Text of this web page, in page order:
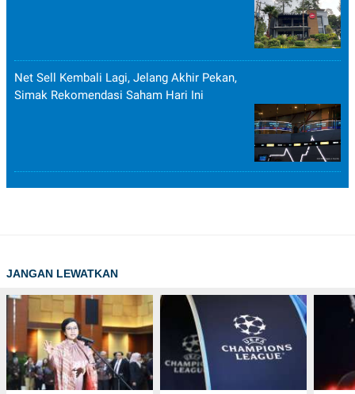
Net Sell Kembali Lagi, Jelang Akhir Pekan,
Simak Rekomendasi Saham Hari Ini
JANGAN LEWATKAN